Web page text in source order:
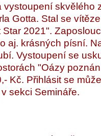
vystoupení skvělého
Gotta. Stal se
Star 2021".
aj. krásných písní.
Vystoupení se
"Oázy
Kč. Přihlásit se
sekci Semináře.